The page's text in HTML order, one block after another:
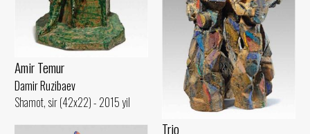
Amir Temur
Damir Ruzibaev
Shamot, sir (42x22) - 2015 yil
Trio